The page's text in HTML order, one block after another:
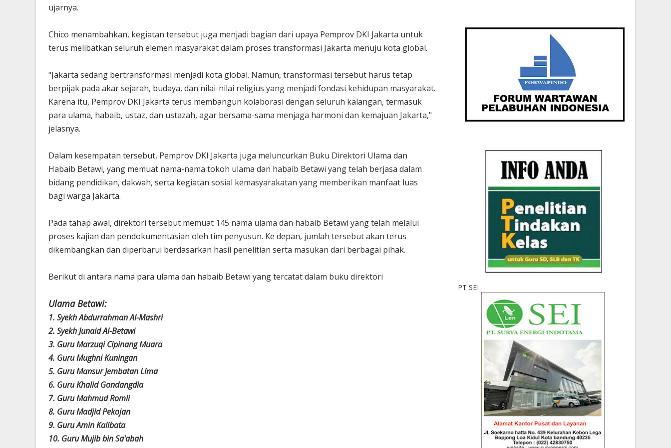
ujarnya.
Chico menambahkan, kegiatan tersebut juga menjadi bagian dari upaya Pemprov DKI Jakarta untuk
terus melibatkan seluruh elemen masyarakat dalam proses transformasi Jakarta menuju kota global.
"Jakarta sedang bertransformasi menjadi kota global. Namun, transformasi tersebut harus tetap
berpijak pada akar sejarah, budaya, dan nilai-nilai religius yang menjadi fondasi kehidupan masyarakat.
Karena itu, Pemprov DKI Jakarta terus membangun kolaborasi dengan seluruh kalangan, termasuk
para ulama, habaib, ustaz, dan ustazah, agar bersama-sama menjaga harmoni dan kemajuan Jakarta,"
jelasnya.
Dalam kesempatan tersebut, Pemprov DKI Jakarta juga meluncurkan Buku Direktori Ulama dan
Habaib Betawi, yang memuat nama-nama tokoh ulama dan habaib Betawi yang telah berjasa dalam
bidang pendidikan, dakwah, serta kegiatan sosial kemasyarakatan yang memberikan manfaat luas
bagi warga Jakarta.
Pada tahap awal, direktori tersebut memuat 145 nama ulama dan habaib Betawi yang telah melalui
proses kajian dan pendokumentasian oleh tim penyusun. Ke depan, jumlah tersebut akan terus
dikembangkan dan diperbarui berdasarkan hasil penelitian serta masukan dari berbagai pihak.
Berikut di antara nama para ulama dan habaib Betawi yang tercatat dalam buku direktori
Ulama Betawi:
1. Syekh Abdurrahman Al-Mashri
2. Syekh Junaid Al-Betawi
3. Guru Marzuqi Cipinang Muara
4. Guru Mughni Kuningan
5. Guru Mansur Jembatan Lima
6. Guru Khalid Gondangdia
7. Guru Mahmud Romli
8. Guru Madjid Pekojan
9. Guru Amin Kalibata
10. Guru Mujib bin Sa'abah
PT SEI